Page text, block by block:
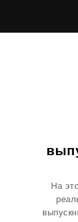
На